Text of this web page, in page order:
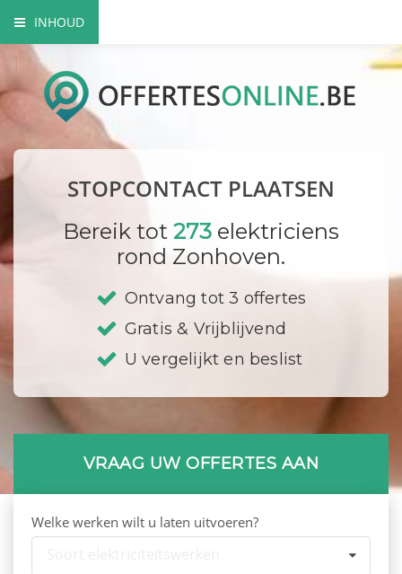
INHOUD
Het nut van extra contactdozen
Waarom beroep doen op een vakman?
Elektriciteitskeuring nodig?
Waar plaats ik mijn stopcontacten?
Hoe vervang ik een contactdoos?
STOPCONTACT PLAATSEN
Bereik tot 273 elektriciens
rond Zonhoven.
Ontvang tot 3 offertes
Gratis & Vrijblijvend
U vergelijkt en beslist
VRAAG UW OFFERTES AAN
Welke werken wilt u laten uitvoeren?